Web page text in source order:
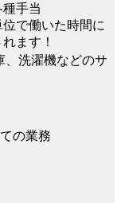
手当
で働いた時間に
ます！
洗濯機などのサ
の業務